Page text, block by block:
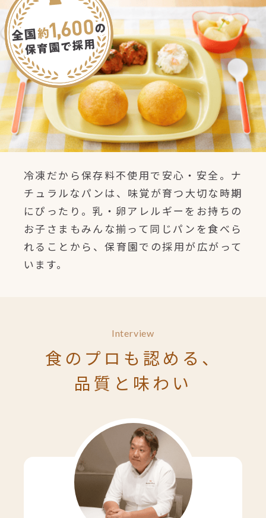
冷凍だから保存料不使用で安心・安全。ナ
チュラルなパンは、味覚が育つ大切な時期
にぴったり。乳・卵アレルギーをお持ちの
お子さまもみんな揃って同じパンを食べら
れることから、保育園での採用が広がって
います。
Interview
食のプロも認める、
品質と味わい